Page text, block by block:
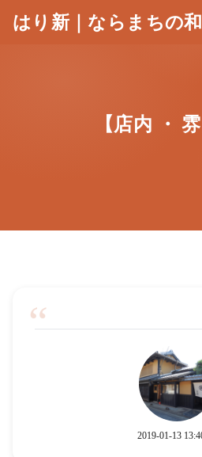
はり新｜ならまちの
【店内 ・
“
2019-01-13